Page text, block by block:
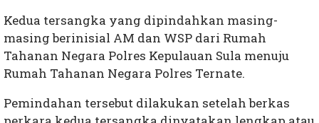
Kedua tersangka yang dipindahkan masing-
masing berinisial AM dan WSP dari Rumah
Tahanan Negara Polres Kepulauan Sula menuju
Rumah Tahanan Negara Polres Ternate.
Pemindahan tersebut dilakukan setelah berkas